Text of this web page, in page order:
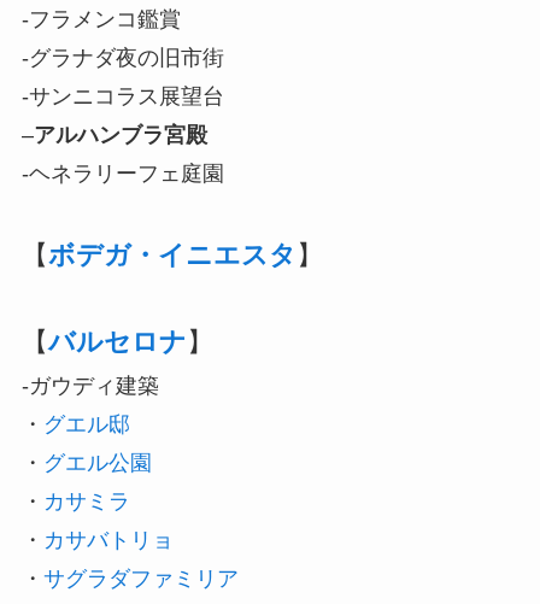
-フラメンコ鑑賞
-グラナダ夜の旧市街
-サンニコラス展望台
–アルハンブラ宮殿
-ヘネラリーフェ庭園
【ボデガ・イニエスタ 】
【バルセロナ 】
-ガウディ建築
・ グエル邸
・ グエル公園
・ カサミラ
・ カサバトリョ
・ サグラダファミリア